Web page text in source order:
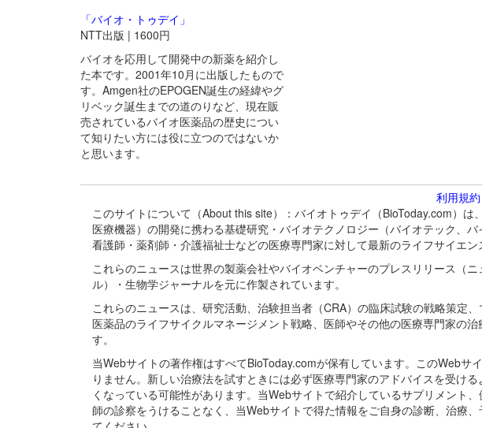
「バイオ・トゥデイ」
NTT出版 | 1600円
バイオを応用して開発中の新薬を紹介し
た本です。2001年10月に出版したもので
す。Amgen社のEPOGEN誕生の経緯やグ
リベック誕生までの道のりなど、現在販
売されているバイオ医薬品の歴史につい
て知りたい方には役に立つのではないか
と思います。
利用規約
このサイトについて（About this site）：バイオトゥデイ（BioToday.com）
医療機器）の開発に携わる基礎研究・バイオテクノロジー（バイオテック、
看護師・薬剤師・介護福祉士などの医療専門家に対して最新のライフサイエ
これらのニュースは世界の製薬会社やバイオベンチャーのプレスリリース（
ル）・生物学ジャーナルを元に作製されています。
これらのニュースは、研究活動、治験担当者（CRA）の臨床試験の戦略策定
医薬品のライフサイクルマネージメント戦略、医師やその他の医療専門家の
す。
当Webサイトの著作権はすべてBioToday.comが保有しています。このWeb
りません。新しい治療法を試すときには必ず医療専門家のアドバイスを受け
くなっている可能性があります。当Webサイトで紹介しているサプリメント
師の診察をうけることなく、当Webサイトで得た情報をご自身の診断、治療